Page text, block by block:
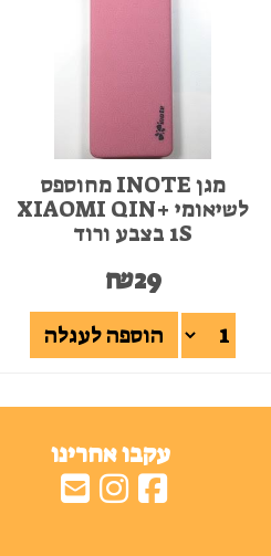
מגן INOTE מחוספס
לשיאומי +XIAOMI QIN
1S בצבע ורוד
₪29
הוספה לעגלה
עקבו אחרינו